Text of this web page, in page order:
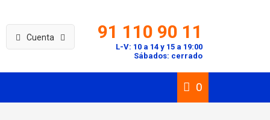
Cuenta 91 110 90 11
L-V: 10 a 14 y 15 a 19:00
Sábados: cerrado
0